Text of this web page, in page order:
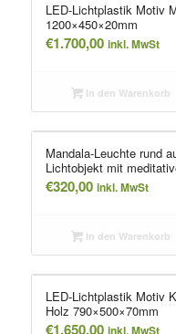
LED-Lichtplastik Motiv
1200×450×20mm
€1.700,00 inkl. MwSt
In den Warenkorb
Mandala-Leuchte rund
Lichtobjekt mit
€320,00 inkl. MwSt
In den Warenkorb
LED-Lichtplastik Motiv
Holz 790×500×70mm
€1.650,00 inkl. MwSt